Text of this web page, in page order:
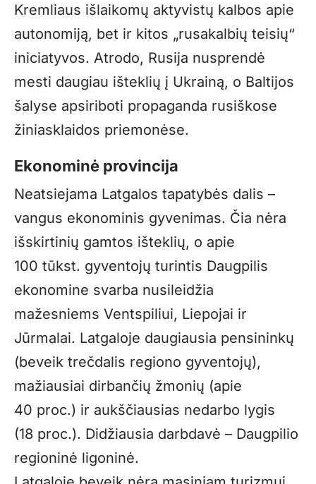
Kremliaus išlaikomų aktyvistų kalbos apie
autonomiją, bet ir kitos „rusakalbių teisių“
iniciatyvos. Atrodo, Rusija nusprendė
mesti daugiau išteklių į Ukrainą, o Baltijos
šalyse apsiriboti propaganda rusiškose
žiniasklaidos priemonėse.
Ekonominė provincija
Neatsiejama Latgalos tapatybės dalis –
vangus ekonominis gyvenimas. Čia nėra
išskirtinių gamtos išteklių, o apie
100 tūkst. gyventojų turintis Daugpilis
ekonomine svarba nusileidžia
mažesniems Ventspiliui, Liepojai ir
Jūrmalai. Latgaloje daugiausia pensininkų
(beveik trečdalis regiono gyventojų),
mažiausiai dirbančių žmonių (apie
40 proc.) ir aukščiausias nedarbo lygis
(18 proc.). Didžiausia darbdavė – Daugpilio
regioninė ligoninė.